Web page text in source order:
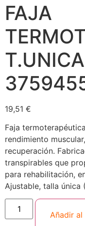
FAJA
19,51 €
Faja
rendimiento
recuperación.
transpirables que
para rehabilitación,
Ajustable, talla única
Añadir